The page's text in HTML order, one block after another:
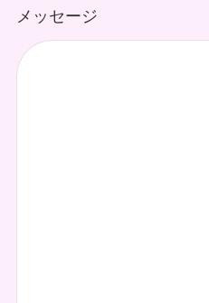
メッセージ